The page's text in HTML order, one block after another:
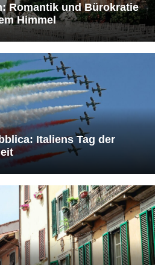
Romantik und Bürokratie
Himmel
Italiens Tag der